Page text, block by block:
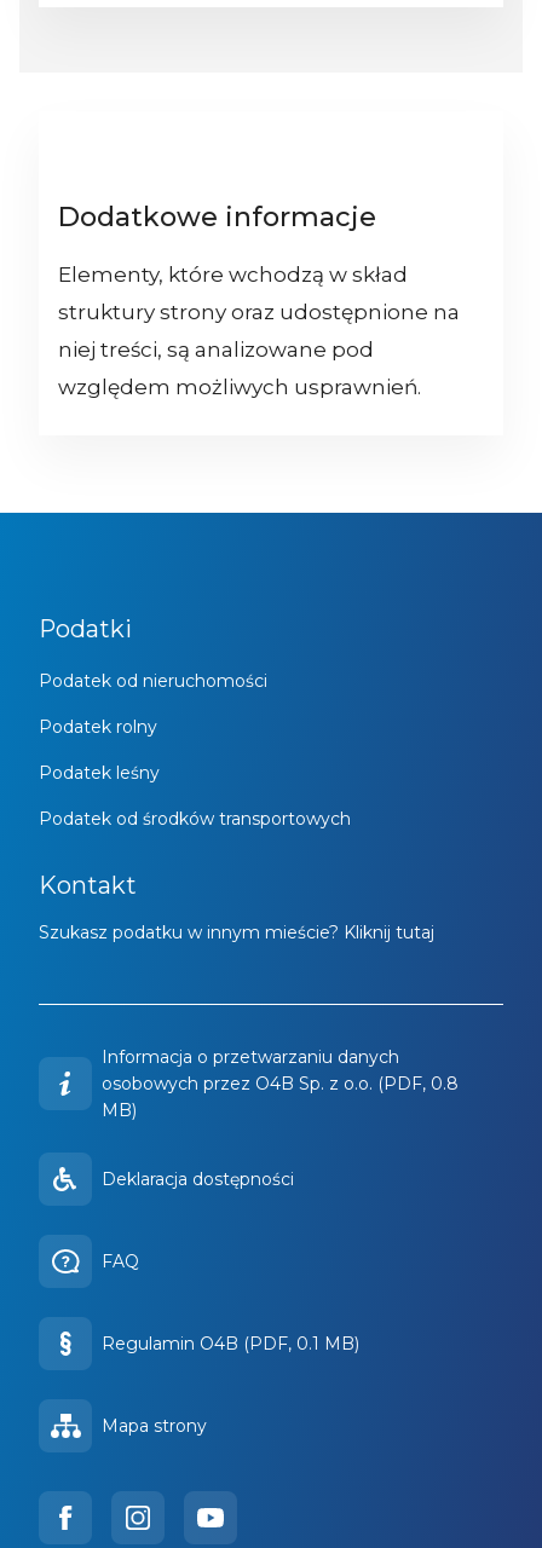
Dodatkowe informacje
Elementy, które wchodzą w skład
struktury strony oraz udostępnione na
niej treści, są analizowane pod
względem możliwych usprawnień.
Podatki
Podatek od nieruchomości
Podatek rolny
Podatek leśny
Podatek od środków transportowych
Kontakt
Szukasz podatku w innym mieście? Kliknij tutaj
Informacja o przetwarzaniu danych
osobowych przez O4B Sp. z o.o. (PDF, 0.8
MB)
Deklaracja dostępności
FAQ
Regulamin O4B (PDF, 0.1 MB)
Mapa strony